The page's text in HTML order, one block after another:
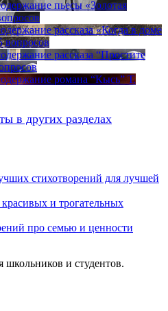
пьесы «Золотая
рассказа «Когда в доме
вопросов
рассказа “Простите
романа “Кысь” Т.
в других разделах
стихотворений для лучшей
и трогательных
про семью и ценности
школьников и студентов.